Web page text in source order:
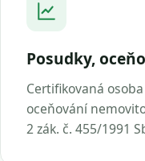
Posudky,
Certifikovaná
oceňování
2 zák. č. 455/1991